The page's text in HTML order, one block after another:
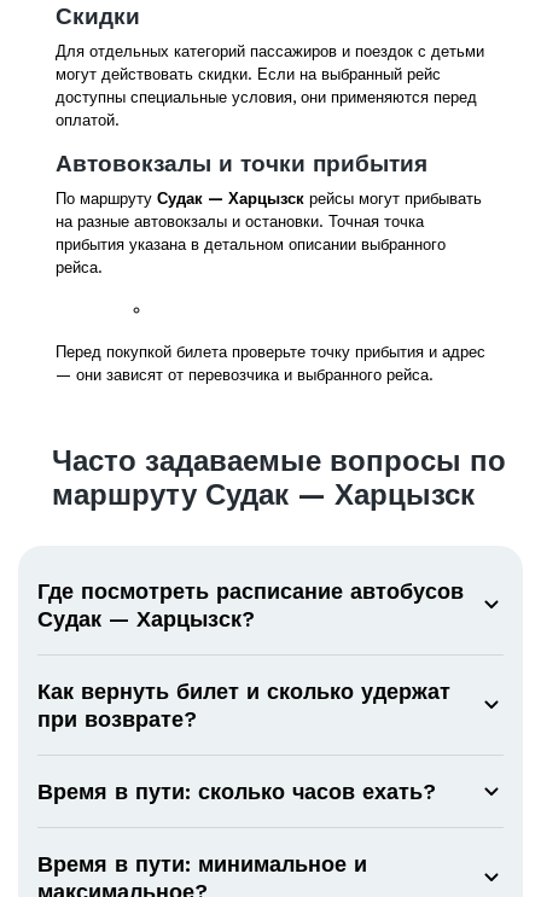
Скидки
Для отдельных категорий пассажиров и поездок с детьми
могут действовать скидки. Если на выбранный рейс
доступны специальные условия, они применяются перед
оплатой.
Автовокзалы и точки прибытия
По маршруту Судак — Харцызск рейсы могут прибывать
на разные автовокзалы и остановки. Точная точка
прибытия указана в детальном описании выбранного
рейса.
Перед покупкой билета проверьте точку прибытия и адрес
— они зависят от перевозчика и выбранного рейса.
Часто задаваемые вопросы по
маршруту Судак — Харцызск
Где посмотреть расписание автобусов
Судак — Харцызск?
Как вернуть билет и сколько удержат
при возврате?
Время в пути: сколько часов ехать?
Время в пути: минимальное и
максимальное?